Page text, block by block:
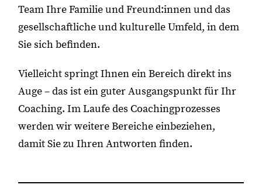
Team Ihre Familie und Freund:innen und das
gesellschaftliche und kulturelle Umfeld, in dem
Sie sich befinden.
Vielleicht springt Ihnen ein Bereich direkt ins
Auge – das ist ein guter Ausgangspunkt für Ihr
Coaching. Im Laufe des Coachingprozesses
werden wir weitere Bereiche einbeziehen,
damit Sie zu Ihren Antworten finden.